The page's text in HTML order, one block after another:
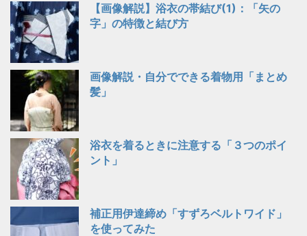
【画像解説】浴衣の帯結び(1)：「矢の
字」の特徴と結び方
画像解説・自分でできる着物用「まとめ
髪」
浴衣を着るときに注意する「３つのポイ
ント」
補正用伊達締め「すずろベルトワイド」
を使ってみた